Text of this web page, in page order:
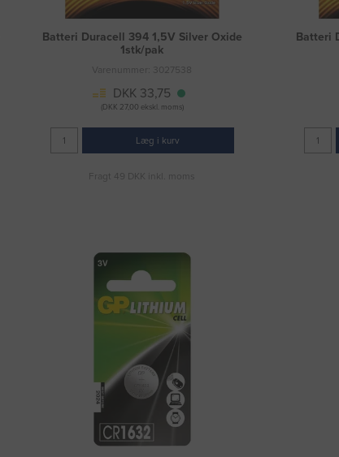
Batteri Duracell 394 1,5V Silver Oxide
1stk/pak
Varenummer: 3027538
DKK 33,75
(DKK 27,00 ekskl. moms)
Læg i kurv
Fragt 49 DKK inkl. moms
Batteri